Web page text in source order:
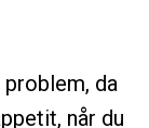
da
når du